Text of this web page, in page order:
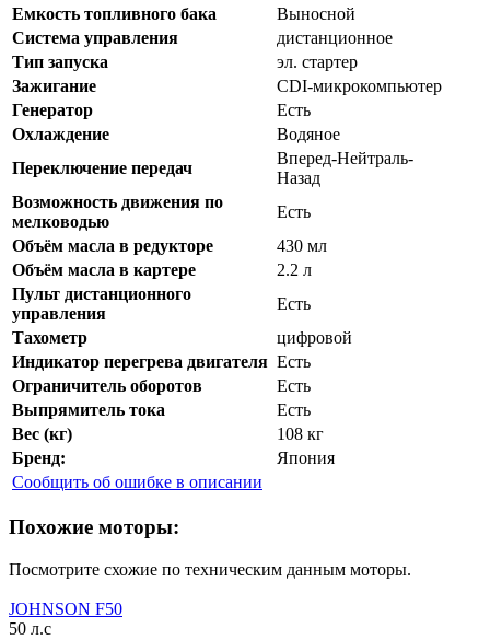
Емкость топливного бака
Выносной
Система управления
дистанционное
Тип запуска
эл. стартер
Зажигание
CDI-микрокомпьютер
Генератор
Есть
Охлаждение
Водяное
Переключение передач
Вперед-Нейтраль-
Назад
Возможность движения по
мелководью
Есть
Объём масла в редукторе
430 мл
Объём масла в картере
2.2 л
Пульт дистанционного
управления
Есть
Тахометр
цифровой
Индикатор перегрева двигателя Есть
Ограничитель оборотов
Есть
Выпрямитель тока
Есть
Вес (кг)
108 кг
Бренд:
Япония
Сообщить об ошибке в описании
Похожие моторы:
Посмотрите схожие по техническим данным моторы.
JOHNSON F50
50 л.с